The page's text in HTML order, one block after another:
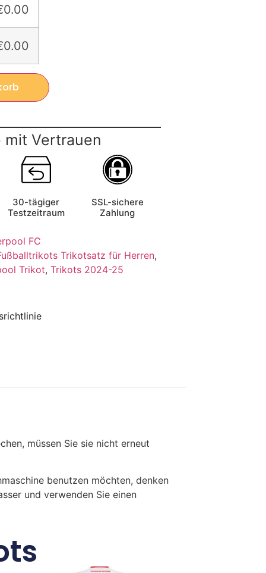
mit Vertrauen
30-tägiger
Testzeitraum
SSL-sichere
Zahlung
FC
Trikotsatz für Herren,
Trikot, Trikots 2024-25
müssen Sie sie nicht erneut
benutzen möchten, denken
und verwenden Sie einen